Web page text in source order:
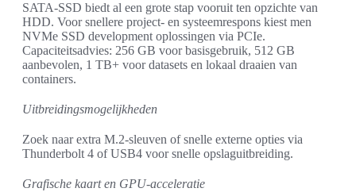
SATA-SSD biedt al een grote stap vooruit ten opzichte van
HDD. Voor snellere project- en systeemrespons kiest men
NVMe SSD development oplossingen via PCIe.
Capaciteitsadvies: 256 GB voor basisgebruik, 512 GB
aanbevolen, 1 TB+ voor datasets en lokaal draaien van
containers.
Uitbreidingsmogelijkheden
Zoek naar extra M.2-sleuven of snelle externe opties via
Thunderbolt 4 of USB4 voor snelle opslaguitbreiding.
Grafische kaart en GPU-acceleratie